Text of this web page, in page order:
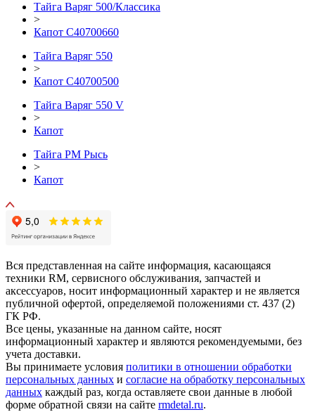
Тайга Варяг 500/Классика
>
Капот С40700660
Тайга Варяг 550
>
Капот C40700500
Тайга Варяг 550 V
>
Капот
Тайга РМ Рысь
>
Капот
Вся представленная на сайте информация, касающаяся
техники RM, сервисного обслуживания, запчастей и
аксессуаров, носит информационный характер и не является
публичной офертой, определяемой положениями ст. 437 (2)
ГК РФ.
Все цены, указанные на данном сайте, носят
информационный характер и являются рекомендуемыми, без
учета доставки.
Вы принимаете условия политики в отношении обработки
персональных данных и согласие на обработку персональных
данных каждый раз, когда оставляете свои данные в любой
форме обратной связи на сайте rmdetal.ru.